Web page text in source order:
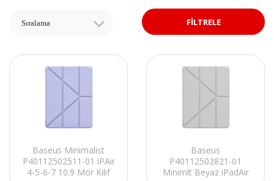
FİLTRELE
Sıralama
Baseus Minimalist
P40112502511-01 iPAir
4-5-6-7 10.9 Mor Kılıf
Baseus
P40112502821-01
Minimlt Beyaz iPadAir